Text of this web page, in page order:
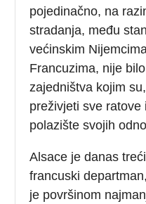
pojedinačno, na
stradanja, među
većinskim
Francuzima, nije
zajedništva kojim
preživjeti sve
polazište svojih
Alsace je danas
francuski
je površinom